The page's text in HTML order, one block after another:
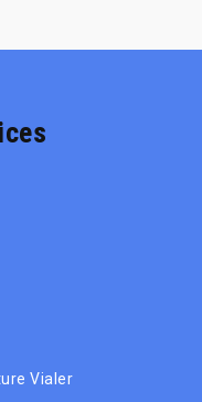
Vialer